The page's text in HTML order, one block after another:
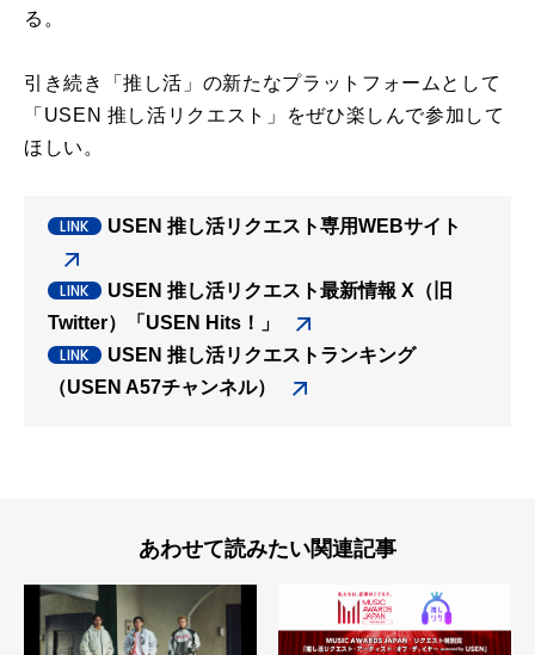
る。
引き続き「推し活」の新たなプラットフォームとして
「USEN 推し活リクエスト」をぜひ楽しんで参加して
ほしい。
USEN 推し活リクエスト専用WEBサイト
USEN 推し活リクエスト最新情報 X（旧
Twitter）「USEN Hits！」
USEN 推し活リクエストランキング
（USEN A57チャンネル）
あわせて読みたい関連記事